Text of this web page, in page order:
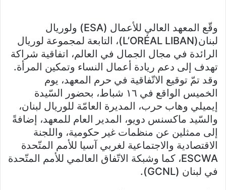
وقّع المعهد العالي للأعمال (ESA) ولوريال
لبنان(L’ORÉAL LIBAN)، التابعة لمجموعة لوريال
الرائدة في مجال الجمال في العالم، اتفاقية شراكة
تهدف إلى دعم ريادة أعمال النساء وتمكين المرأة.
وقد تمّ توقيع الاتّفاقية في حرم المعهد، يوم
الخميس الواقع في ١٦ شباط، بحضور السّيدة
إيميلي وهاب حرب، المديرة العامّة للوريال لبنان،
والسّيد ماكسنس دويو، المدير العام للمعهد، إضافةً
إلى ممثلين عن منظمات غير حكومية، واللجنة
الاقتصادية والاجتماعية لغربي آسيا للأمم المتّحدة
ESCWA، كما وشبكة الاتّفاق العالمي للأمم المتّحدة
في لبنان (GCNL).